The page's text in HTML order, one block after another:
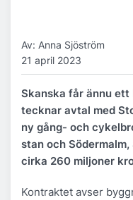
Av: Anna Sjöström
21 april 2023
Skanska får ännu
tecknar avtal med
ny gång- och
stan och
cirka 260 miljoner
Kontraktet avser